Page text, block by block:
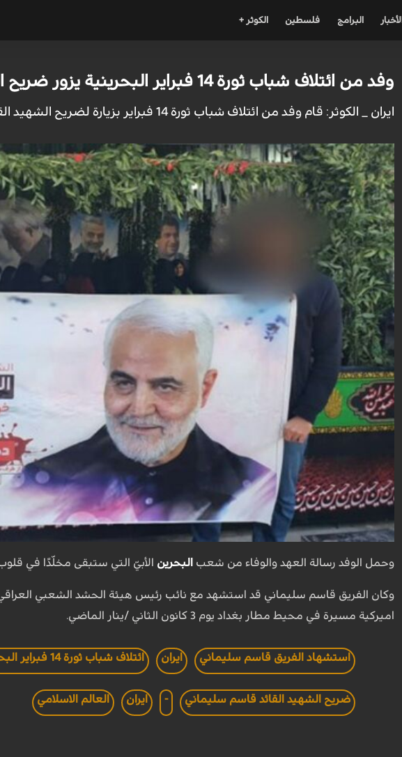
الأخبار البرامج فلسطين الكوثر +
وفد من ائتلاف شباب ثورة 14 فبراير البحرينية يزور ضريح الشهيد قاسم سليماني
ايران _ الكوثر: قام وفد من ائتلاف شباب ثورة 14 فبراير بزيارة لضريح الشهيد القائد قاسم سليماني في مدينة كرمان جنوب شرق ايران.
وحمل الوفد رسالة العهد والوفاء من شعب البحرين الأبيّ التي ستبقى مخلّدًا في
وكان الفريق قاسم سليماني قد استشهد مع نائب رئيس هيئة الحشد الشعبي
اميركية مسيرة في محيط مطار بغداد يوم 3 كانون الثاني /ينار الماضي.
استشهاد الفريق قاسم سليماني ايران ائتلاف شباب ثورة 14 فبراير البحرينية
ضريح الشهيد القائد قاسم سليماني - ايران العالم الاسلامي